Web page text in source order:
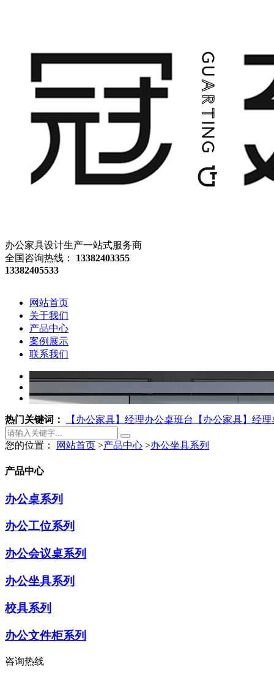
办公家具设计生产一站式服务商
全国咨询热线：
13382403355
13382405533
网站首页
关于我们
产品中心
案例展示
联系我们
热门关键词： 【办公家具】经理办公桌班台 【办公家具】经
您的位置： 网站首页 >产品中心 >办公坐具系列
产品中心
办公桌系列
办公工位系列
办公会议桌系列
办公坐具系列
校具系列
办公文件柜系列
咨询热线